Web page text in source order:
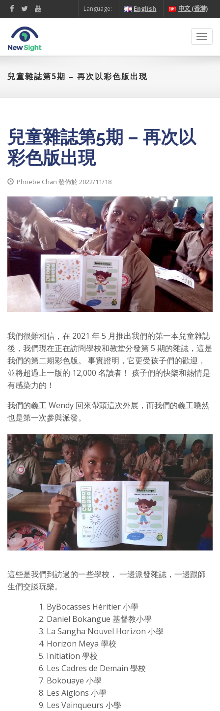
Language: English 中文 (香港)
兒童雜誌第5期 – 再次以彩色版出現
兒童雜誌第5期 – 再次以
彩色版出現
Phoebe Chan 發佈於 2022/11/18
我們很難相信，在 2021 年 5 月推出我們的第一本兒童雜誌
後，我們現在正在訪問學校和教堂分發第 5 期的雜誌，這是
我們的第二期彩色版。 事實證明，它更受孩子們的歡迎，
並將超過上一版的 12,000 名讀者！ 孩子們的快樂和熱情是
有感染力的！
我們的義工 Wendy 回來帶頭這次外展，而我們的義工曉然
也是第一次參與派發。
這些是我們到訪過的一些學校， 一邊派發雜誌，一邊跟師
生們交談玩樂。
ByBocasses Héritier 小學
Daniel Bokangue 基督教小學
La Sangha Nouvel Horizon 小學
Horizon Meya 學校
Initiation 學校
Les Cadres de Demain 學校
Bokouaye 小學
Les Aiglons 小學
Les Vainqueurs 小學